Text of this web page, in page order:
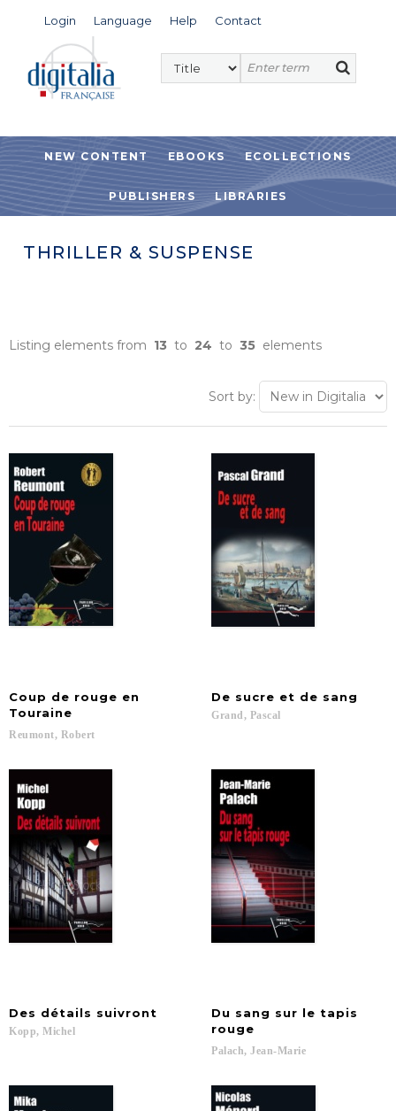
Login Language Help Contact
NEW CONTENT EBOOKS ECOLLECTIONS
PUBLISHERS LIBRARIES
THRILLER & SUSPENSE
Listing elements from 13 to 24 to 35 elements
Sort by:
Coup de rouge en
Touraine
Reumont, Robert
De sucre et de sang
Grand, Pascal
Des détails suivront
Kopp, Michel
Du sang sur le tapis
rouge
Palach, Jean-Marie